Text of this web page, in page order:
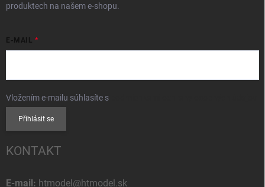
produktech na našem e-shopu.
E-MAIL
Vložením e-mailu súhlasíte s
Přihlásit se
KONTAKT
E-mail: htmodel@htmodel.sk